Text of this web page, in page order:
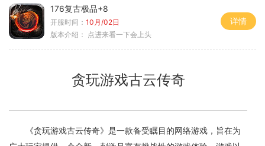
176复古极品+8
开服时间： 10月/02日
版本介绍： 点进来看一下会上头
详情
贪玩游戏古云传奇
《贪玩游戏古云传奇》是一款备受瞩目的网络游戏，旨在为